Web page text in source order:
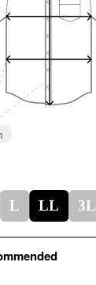
L LL 3L